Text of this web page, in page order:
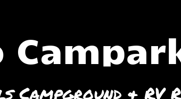
Campground & RV